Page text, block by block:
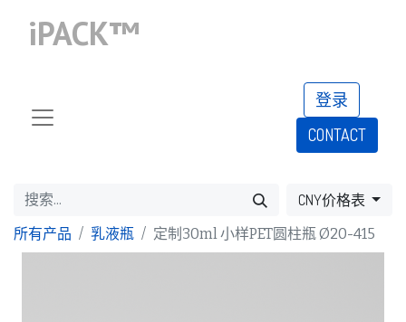
iPACK™
登录
CONTACT​​​​​​​​​​
CNY价格表
所有产品 乳液瓶 定制30ml 小样PET圆柱瓶 Ø20-415